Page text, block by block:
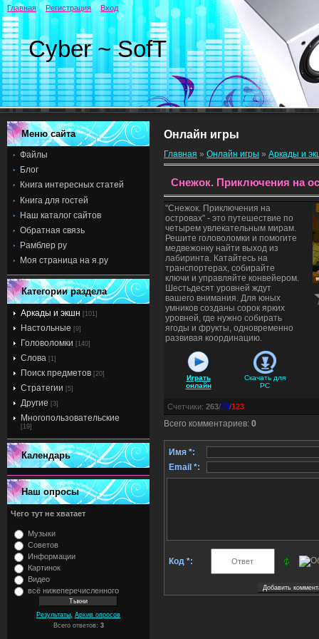
Cyber ~ SofT
Главная Регистрация Вход
Меню сайта
Файлы
Блог
Книга интересных статей
Книга для гостей
Наш каталог сайтов
Обратная связь
Рамблер ру
Моя страница на я.ру
Категории раздела
Аркады и экшн [101]
Настольные [9]
Головоломки [140]
Слова [1]
Поиск предметов [20]
Стратегии [5]
Другие [3]
Многопользовательские
[19]
Календарь
Наш опросы
Чего тут не хватает
Музыки
Советов
Информации
Картинок
Видео
всё нижеперечисленного
Результаты Архив опросов
Всего ответов: 3
Онлайн игры
Главная » Онлайн игры » Аркады и
Снежок. Приключения на
"Снежок. Приключения на
островах" - это путешествие по
четырем увлекательным мирам.
Решите головоломки и помогите
медвежонку найти выход из
лабиринта. Катайтесь на
транспортерах, собирайте
ключи и управляйте конвейером.
Шестьдесят уровней ждут
вашего внимания. Для юных
умников созданы сорок ярких
уровней, где нужно собирать
ягоды и фрукты, одновременно
развивая координацию.
Играть
онлайн
Скачать для
PC
Счетчики: 263/10/123
Всего комментариев: 0
Имя *:
Email *:
Код *: